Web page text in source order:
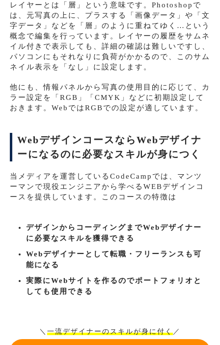
レイヤーとは「層」という意味です。Photoshopで
は、元写真の上に、プラスする「画像データ」や「文
字データ」などを「層」のように重ねてゆく…という
概念で編集を行っています。レイヤーの履歴をサムネ
イル付きで表示しても、詳細の確認は難しいですし、
パソコンにもそれなりに負荷がかかるので、このサム
ネイル表示を「なし」に設定します。
他にも、情報パネルから写真の使用目的に応じて、カ
ラー設定を「RGB」「CMYK」などに初期設定して
おきます。WebではRGBでの設定が適しています。
WebデザインコースならWebデザイナ
ーになるのに必要なスキルが身につく
当メディアを運営しているCodeCampでは、マンツ
ーマンで現役エンジニアから学べるWEBデザインコ
ースを提供しています。このコースの特徴は
デザインからコーディングまでWebデザイナー
に必要なスキルを獲得できる
Webデザイナーとして転職・フリーランスも可
能になる
実際にWebサイトを作るのでポートフォリオと
しても使用できる
＼ 一流デザイナーのスキルが身に付く ／